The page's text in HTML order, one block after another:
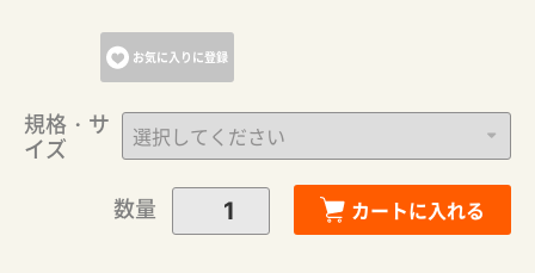
お気に入りに登録
規格・サ
イズ
数量
カートに入れる